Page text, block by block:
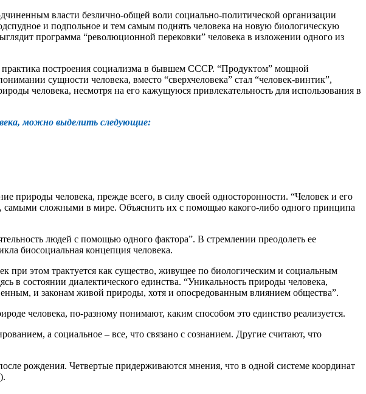
власти безлично-общей воли социально-политической организации
и подпольное и тем самым поднять человека на новую биологическую
программа “революционной перековки” человека в изложении одного из
практика построения социализма в бывшем СССР. “Продуктом” мощной
сущности человека, вместо “сверхчеловека” стал “человек-винтик”,
человека, несмотря на его кажущуюся привлекательность для использования в
можно выделить следующие:
природы человека, прежде всего, в силу своей односторонности. “Человек и его
сложными в мире. Объяснить их с помощью какого-либо одного принципа
людей с помощью одного фактора”. В стремлении преодолеть ее
биосоциальная концепция человека.
при этом трактуется как существо, живущее по биологическим и социальным
в состоянии диалектического единства. “Уникальность природы человека,
и законам живой природы, хотя и опосредованным влиянием общества”.
человека, по-разному понимают, каким способом это единство реализуется.
а социальное – все, что связано с сознанием. Другие считают, что
рождения. Четвертые придерживаются мнения, что в одной системе координат